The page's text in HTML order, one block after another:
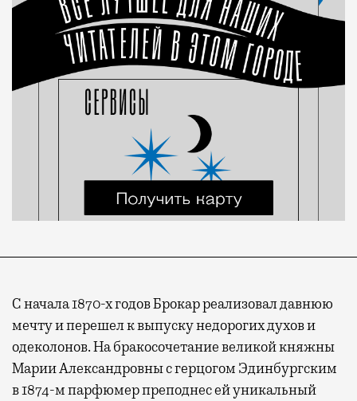
С начала 1870-х годов Брокар реализовал давнюю
мечту и перешел к выпуску недорогих духов и
одеколонов. На бракосочетание великой княжны
Марии Александровны с герцогом Эдинбургским
в 1874-м парфюмер преподнес ей уникальный